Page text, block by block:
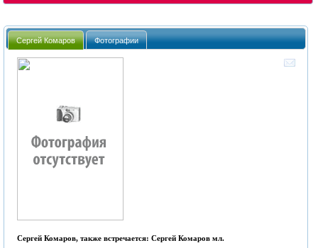
Сергей Комаров Фотографии
Сергей Комаров, также встречается: Сергей Комаров мл.